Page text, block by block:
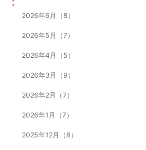
2026年6月（8）
2026年5月（7）
2026年4月（5）
2026年3月（9）
2026年2月（7）
2026年1月（7）
2025年12月（8）